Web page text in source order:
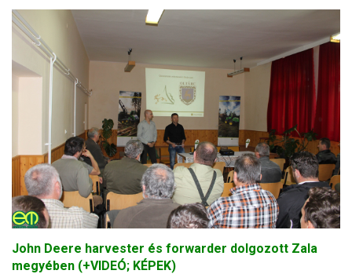
John Deere harvester és forwarder dolgozott Zala
megyében (+VIDEÓ; KÉPEK)